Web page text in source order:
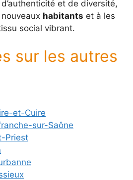
et de diversité,
habitants et à les
social vibrant.
sur les autres
et-Cuire
sur-Saône
Priest